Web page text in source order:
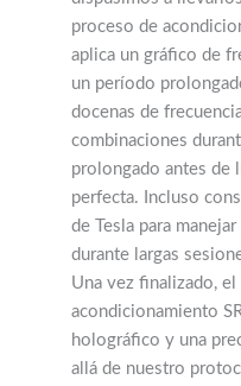
proceso de
aplica un gráfico de
un período
docenas de
combinaciones
prolongado antes de
perfecta. Incluso
de Tesla para
durante largas
Una vez finalizado,
acondicionamiento
holográfico y una
allá de nuestro